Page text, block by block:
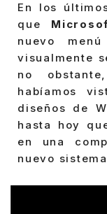
En los
que
nuevo
visualmente
no
habíamos
diseños de
hasta hoy
en una
nuevo